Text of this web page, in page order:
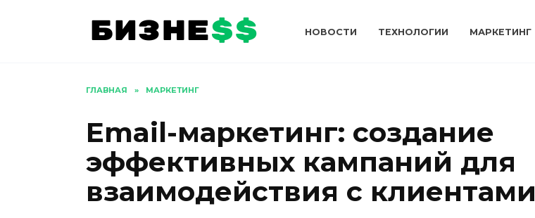
НОВОСТИ ТЕХНОЛОГИИ МАРКЕТИНГ
ГЛАВНАЯ » МАРКЕТИНГ
Email-маркетинг: создание
эффективных кампаний для
взаимодействия с клиентами